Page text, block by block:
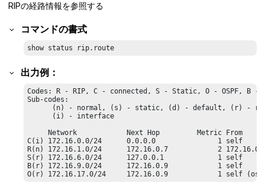
RIPの経路情報を参照する
コマンドの書式
show status rip.route
出力例：
Codes: R - RIP, C - connected, S - Static, O
Sub-codes:
(n) - normal, (s) - static, (d) - default,
      (i) - interface
Network            Next Hop         Metric
C(i) 172.16.0.0/24      0.0.0.0
R(n) 172.16.1.0/24      172.16.0.7            2
S(r) 172.16.6.0/24      127.0.0.1
B(r) 172.16.9.0/24      172.16.0.9
O(r) 172.16.17.0/24     172.16.0.9            1 self